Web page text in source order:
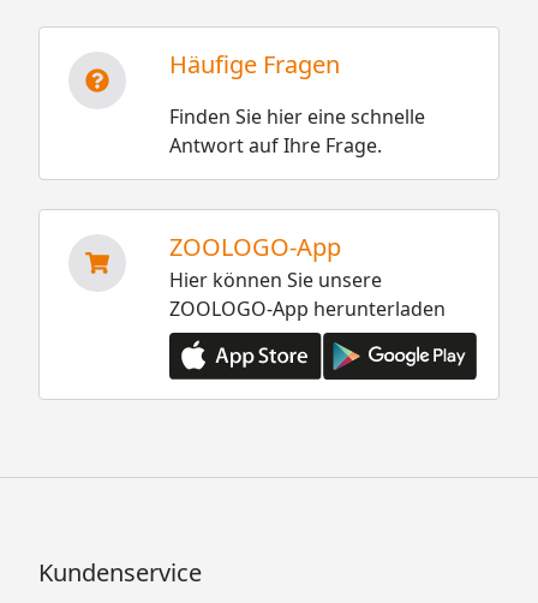
Häufige Fragen
Finden Sie hier eine schnelle
Antwort auf Ihre Frage.
ZOOLOGO-App
Hier können Sie unsere
ZOOLOGO-App herunterladen
Kundenservice